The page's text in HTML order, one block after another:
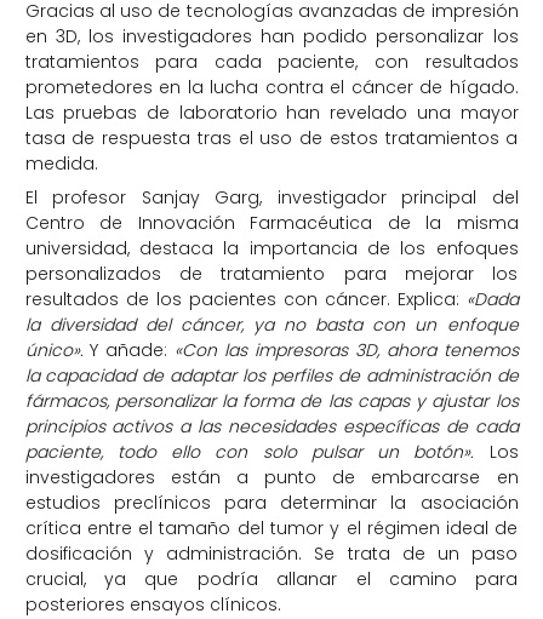
Gracias al uso de tecnologías avanzadas de impresión
en 3D, los investigadores han podido personalizar los
tratamientos para cada paciente, con resultados
prometedores en la lucha contra el cáncer de hígado.
Las pruebas de laboratorio han revelado una mayor
tasa de respuesta tras el uso de estos tratamientos a
medida.
El profesor Sanjay Garg, investigador principal del
Centro de Innovación Farmacéutica de la misma
universidad, destaca la importancia de los enfoques
personalizados de tratamiento para mejorar los
resultados de los pacientes con cáncer. Explica: «Dada
la diversidad del cáncer, ya no basta con un enfoque
único». Y añade: «Con las impresoras 3D, ahora tenemos
la capacidad de adaptar los perfiles de administración de
fármacos, personalizar la forma de las capas y ajustar los
principios activos a las necesidades específicas de cada
paciente, todo ello con solo pulsar un botón». Los
investigadores están a punto de embarcarse en
estudios preclínicos para determinar la asociación
crítica entre el tamaño del tumor y el régimen ideal de
dosificación y administración. Se trata de un paso
crucial, ya que podría allanar el camino para
posteriores ensayos clínicos.